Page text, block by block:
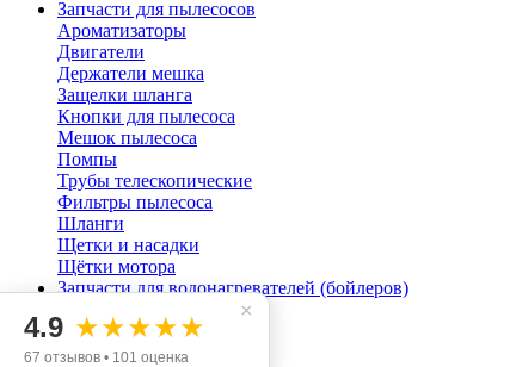
Запчасти для пылесосов
Ароматизаторы
Двигатели
Держатели мешка
Защелки шланга
Кнопки для пылесоса
Мешок пылесоса
Помпы
Трубы телескопические
Фильтры пылесоса
Шланги
Щетки и насадки
Щётки мотора
Запчасти для водонагревателей (бойлеров)
Магниевые аноды
Прокладки фланца
×
4.9 ★★★★★
67 отзывов • 101 оценка